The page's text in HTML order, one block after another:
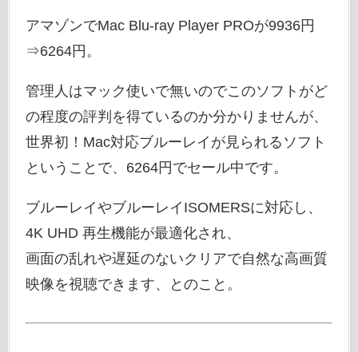
アマゾンでMac Blu-ray Player PROが9936円
⇒6264円。
管理人はマック使いで無いのでこのソフトがど
の程度の評判を得ているのか分かりませんが、
世界初！Mac対応ブルーレイが見られるソフト
ということで、6264円でセール中です。
ブルーレイやブルーレイISOMERSに対応し、
4K UHD 再生機能が最適化され、
画面の乱れや遅延のないクリアで自然な高画質
映像を視聴できます、とのこと。